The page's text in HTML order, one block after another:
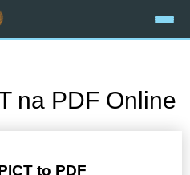
na PDF Online
to PDF